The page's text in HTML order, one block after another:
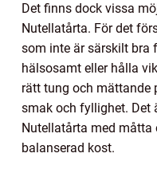
Det finns dock vissa
Nutellatårta. För det
som inte är särskilt bra
hälsosamt eller hålla
rätt tung och mättande
smak och fyllighet. Det
Nutellatårta med måtta
balanserad kost.